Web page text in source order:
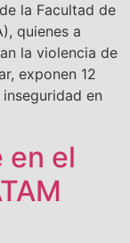
la Facultad de
quienes a
la violencia de
exponen 12
en
en el